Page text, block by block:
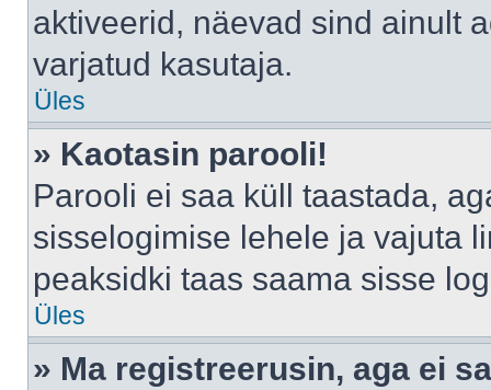
aktiveerid, näevad sind ainult
varjatud kasutaja.
Üles
» Kaotasin parooli!
Parooli ei saa küll taastada,
sisselogimise lehele ja vajuta
peaksidki taas saama sisse
Üles
» Ma registreerusin, aga ei